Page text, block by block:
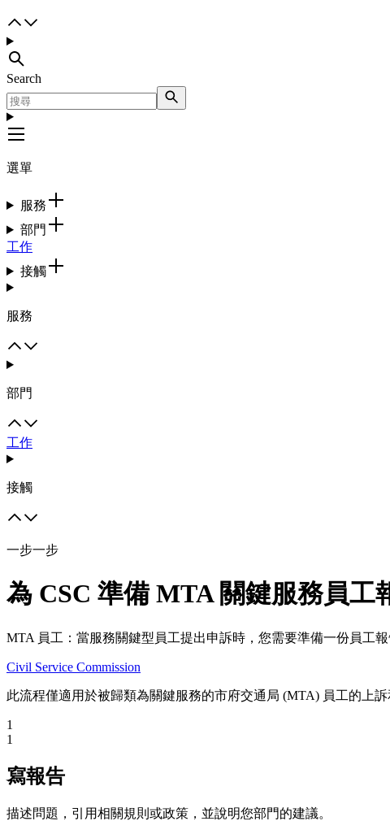
Search
選單
服務
部門
工作
接觸
服務
部門
工作
接觸
一步一步
為 CSC 準備 MTA 關鍵服務員工
MTA 員工：當服務關鍵型員工提出申訴時，您需要準備一份員工報
Civil Service Commission
此流程僅適用於被歸類為關鍵服務的市府交通局 (MTA) 員工的上
1
1
寫報告
描述問題，引用相關規則或政策，並說明您部門的建議。